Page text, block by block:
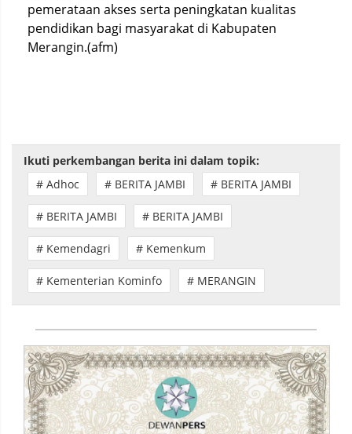
pemerataan akses serta peningkatan kualitas
pendidikan bagi masyarakat di Kabupaten
Merangin.(afm)
Ikuti perkembangan berita ini dalam topik:
# Adhoc
# BERITA JAMBI # BERITA JAMBI
# BERITA JAMBI # BERITA JAMBI
# Kemendagri # Kemenkum
# Kementerian Kominfo # MERANGIN